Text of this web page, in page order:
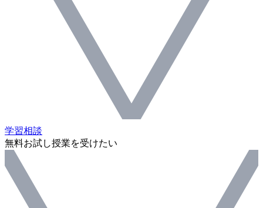
学習相談
無料お試し授業を受けたい